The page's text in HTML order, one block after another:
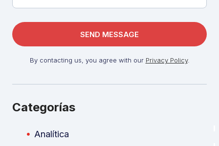
By contacting us, you agree with our Privacy Policy.
Categorías
Analítica